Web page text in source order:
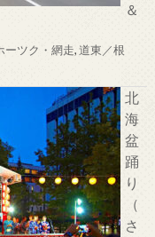
＆
ーツク・網走,道東／根
北
海
盆
踊
り
（
さ